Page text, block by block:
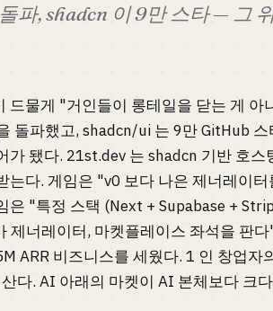
파, shadcn 이 9만 스타 — 그
드물게 "거인들이 롱테일을 닫는 게 아
돌파했고, shadcn/ui 는 9만 GitHub
가 됐다. 21st.dev 는 shadcn 기반 호
는다. 게임은 "v0 보다 나은 제너레이
은 "특정 스택 (Next + Supabase +
제너레이터, 마켓플레이스 좌석을 판
ARR 비즈니스를 세웠다. 1 인 창업
다. AI 아래의 마켓이 AI 본체보다 크